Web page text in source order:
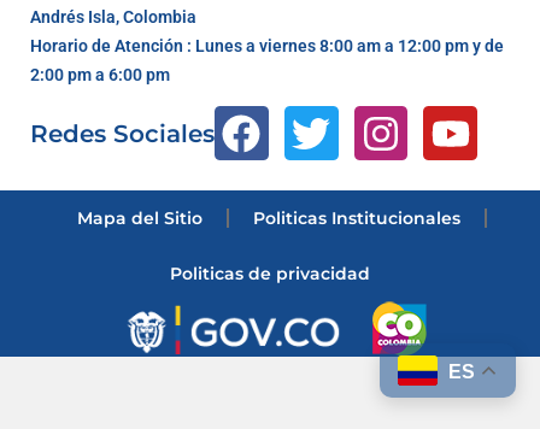
Andrés Isla, Colombia
Horario de Atención : Lunes a viernes 8:00 am a 12:00 pm y de
2:00 pm a 6:00 pm
Redes Sociales
Mapa del Sitio Politicas Institucionales
Politicas de privacidad
ES